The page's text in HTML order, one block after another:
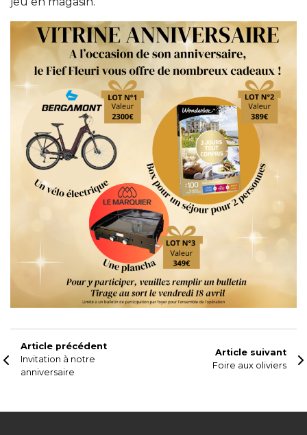
Article précédent
Invitation à notre
anniversaire
Article suivant
Foire aux oliviers